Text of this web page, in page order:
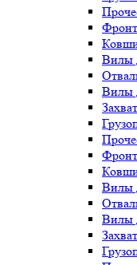
Вилы
Вилы
Вилы
Вилы